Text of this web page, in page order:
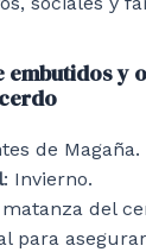
embutidos y
de Magaña.
: Invierno.
matanza del
para